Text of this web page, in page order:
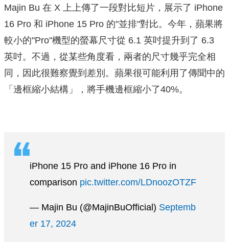
Majin Bu 在 X 上上傳了一段對比短片，展示了 iPhone
16 Pro 和 iPhone 15 Pro 的"並排"對比。今年，蘋果將
較小的"Pro"機型的螢幕尺寸從 6.1 英吋提升到了 6.3
英吋。不過，從某些角度看，兩者的尺寸幾乎完全相
同，因此很難察覺到差別。蘋果很可能利用了傳聞中的
「邊框縮小結構」，將手機邊框縮小了40%。
iPhone 15 Pro and iPhone 16 Pro in
comparison pic.twitter.com/LDnoozOTZF
— Majin Bu (@MajinBuOfficial) Septemb
er 17, 2024